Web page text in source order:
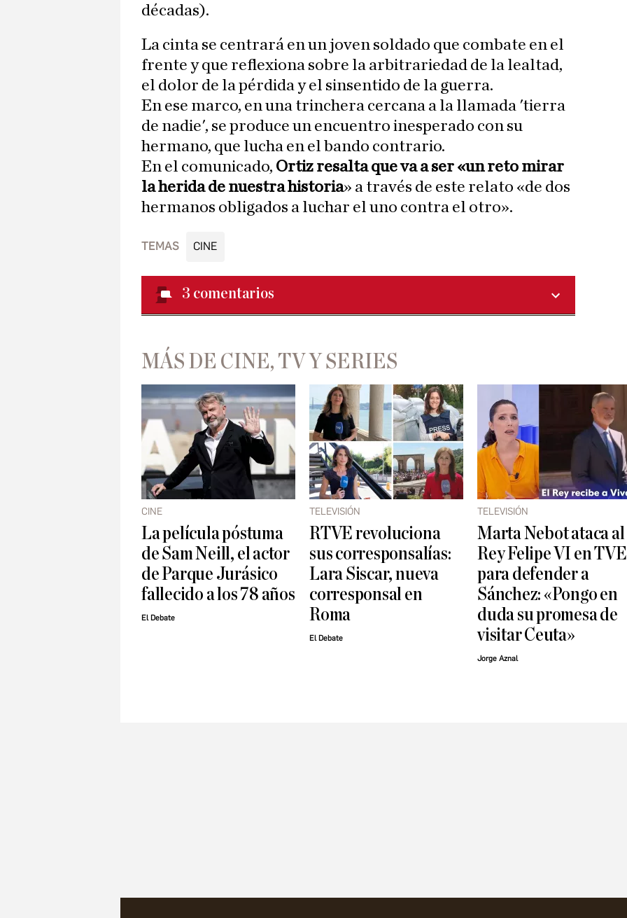
décadas).
La cinta se centrará en un joven soldado que combate en el
frente y que reflexiona sobre la arbitrariedad de la lealtad,
el dolor de la pérdida y el sinsentido de la guerra.
En ese marco, en una trinchera cercana a la llamada 'tierra
de nadie', se produce un encuentro inesperado con su
hermano, que lucha en el bando contrario.
En el comunicado, Ortiz resalta que va a ser «un reto mirar
la herida de nuestra historia» a través de este relato «de dos
hermanos obligados a luchar el uno contra el otro».
TEMAS CINE
3 comentarios
MÁS DE CINE, TV Y SERIES
CINE
La película póstuma
de Sam Neill, el actor
de Parque Jurásico
fallecido a los 78 años
El Debate
TELEVISIÓN
RTVE revoluciona
sus corresponsalías:
Lara Siscar, nueva
corresponsal en
Roma
El Debate
TELEVISIÓN
Marta Nebot ataca al
Rey Felipe VI en TVE
para defender a
Sánchez: «Pongo en
duda su promesa de
visitar Ceuta»
Jorge Aznal